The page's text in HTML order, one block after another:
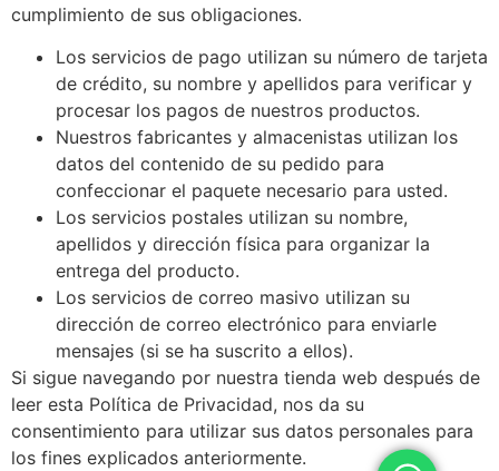
cumplimiento de sus obligaciones.
Los servicios de pago utilizan su número de tarjeta
de crédito, su nombre y apellidos para verificar y
procesar los pagos de nuestros productos.
Nuestros fabricantes y almacenistas utilizan los
datos del contenido de su pedido para
confeccionar el paquete necesario para usted.
Los servicios postales utilizan su nombre,
apellidos y dirección física para organizar la
entrega del producto.
Los servicios de correo masivo utilizan su
dirección de correo electrónico para enviarle
mensajes (si se ha suscrito a ellos).
Si sigue navegando por nuestra tienda web después de
leer esta Política de Privacidad, nos da su
consentimiento para utilizar sus datos personales para
los fines explicados anteriormente.